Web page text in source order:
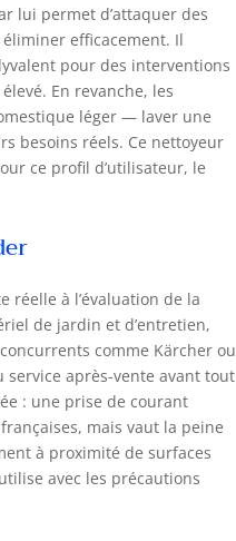
lui permet d’attaquer des
efficacement. Il
pour des interventions
En revanche, les
léger — laver une
besoins réels. Ce nettoyeur
ce profil d’utilisateur, le
réelle à l’évaluation de la
de jardin et d’entretien,
comme Kärcher ou
service après-vente avant tout
: une prise de courant
mais vaut la peine
à proximité de surfaces
avec les précautions